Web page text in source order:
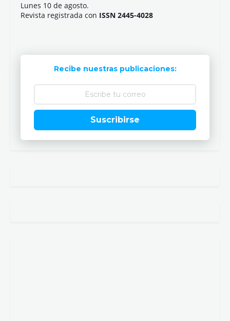
Lunes 10 de agosto.
Revista registrada con ISSN 2445-4028
Recibe nuestras publicaciones:
Suscribirse